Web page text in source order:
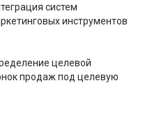
систем
инструментов
целевой
продаж под целевую